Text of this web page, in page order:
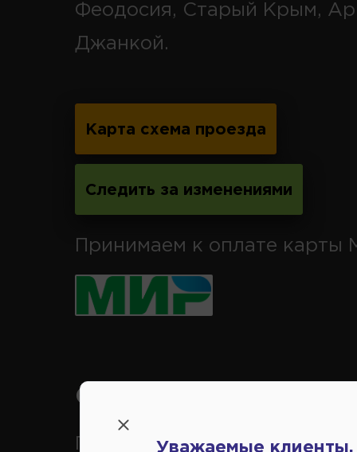
Феодосия, Старый Крым,
Джанкой.
Карта схема проезда
Следить за изменениями
Принимаем к оплате карты
Справочный центр:
Продажа запчастей на
Уважаемые клиенты,